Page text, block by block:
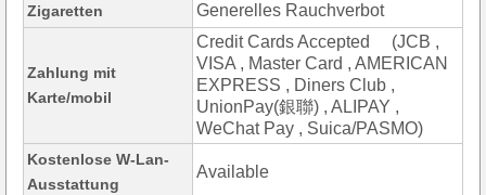
Zigaretten Generelles Rauchverbot
Zahlung mit
Karte/mobil
Credit Cards Accepted (JCB ,
VISA , Master Card , AMERICAN
EXPRESS , Diners Club ,
UnionPay(銀聯) , ALIPAY ,
WeChat Pay , Suica/PASMO)
Kostenlose W-Lan-
Ausstattung
Available